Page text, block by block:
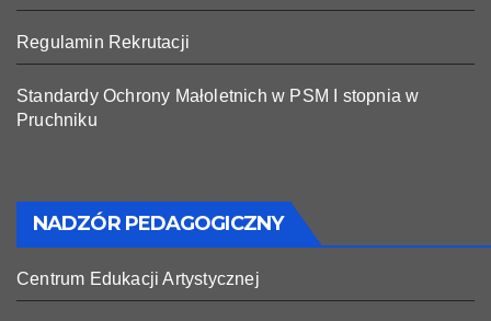
Regulamin Rekrutacji
Standardy Ochrony Małoletnich w PSM I stopnia w
Pruchniku
NADZÓR PEDAGOGICZNY
Centrum Edukacji Artystycznej